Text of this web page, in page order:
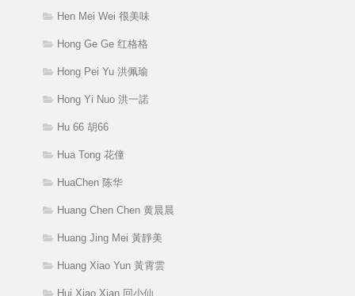
Hen Mei Wei 很美味
Hong Ge Ge 红格格
Hong Pei Yu 洪佩瑜
Hong Yi Nuo 洪一諾
Hu 66 胡66
Hua Tong 花僮
HuaChen 陈华
Huang Chen Chen 黄晨晨
Huang Jing Mei 黃靜美
Huang Xiao Yun 黃霄雲
Hui Xiao Xian 回小仙